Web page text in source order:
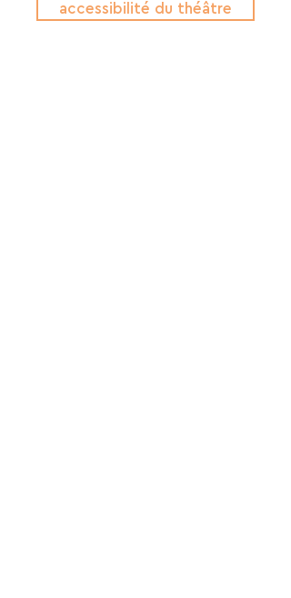
accessibilité du théâtre